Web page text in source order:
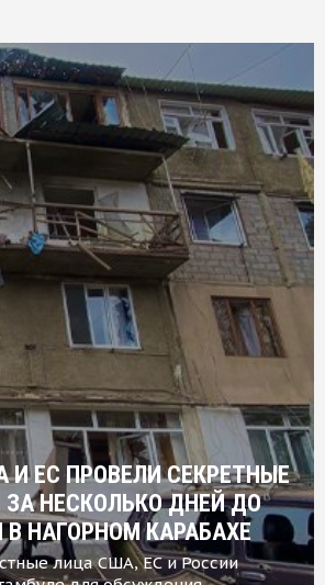
И ЕС ПРОВЕЛИ СЕКРЕТНЫЕ
ЗА НЕСКОЛЬКО ДНЕЙ ДО
В НАГОРНОМ КАРАБАХЕ
лица США, ЕС и России